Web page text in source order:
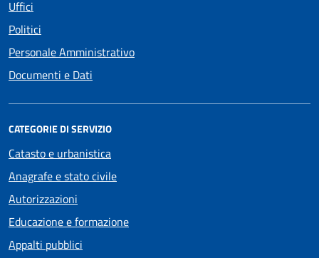
Uffici
Politici
Personale Amministrativo
Documenti e Dati
CATEGORIE DI SERVIZIO
Catasto e urbanistica
Anagrafe e stato civile
Autorizzazioni
Educazione e formazione
Appalti pubblici